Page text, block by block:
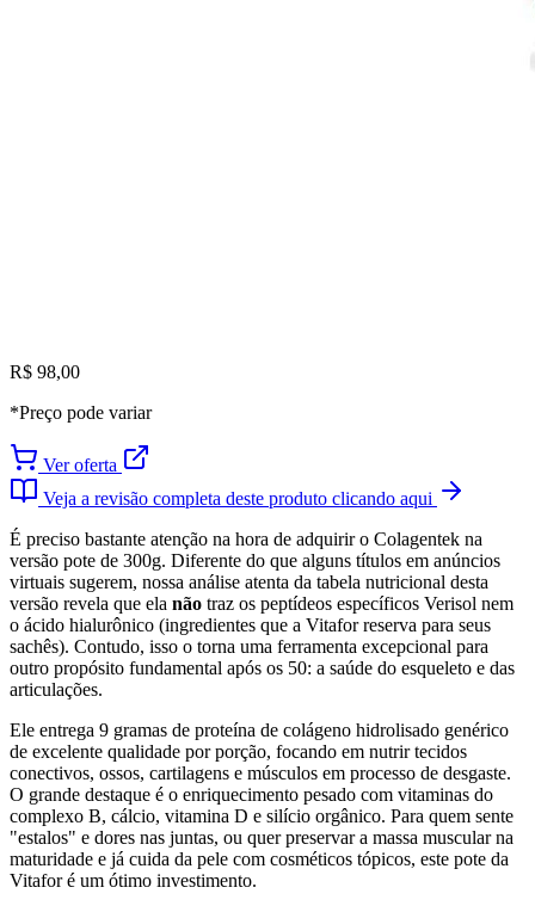
R$ 98,00
*Preço pode variar
Ver oferta
Veja a revisão completa deste produto clicando aqui
É preciso bastante atenção na hora de adquirir o Colagentek na
versão pote de 300g. Diferente do que alguns títulos em anúncios
virtuais sugerem, nossa análise atenta da tabela nutricional desta
versão revela que ela não traz os peptídeos específicos Verisol nem
o ácido hialurônico (ingredientes que a Vitafor reserva para seus
sachês). Contudo, isso o torna uma ferramenta excepcional para
outro propósito fundamental após os 50: a saúde do esqueleto e das
articulações.
Ele entrega 9 gramas de proteína de colágeno hidrolisado genérico
de excelente qualidade por porção, focando em nutrir tecidos
conectivos, ossos, cartilagens e músculos em processo de desgaste.
O grande destaque é o enriquecimento pesado com vitaminas do
complexo B, cálcio, vitamina D e silício orgânico. Para quem sente
"estalos" e dores nas juntas, ou quer preservar a massa muscular na
maturidade e já cuida da pele com cosméticos tópicos, este pote da
Vitafor é um ótimo investimento.